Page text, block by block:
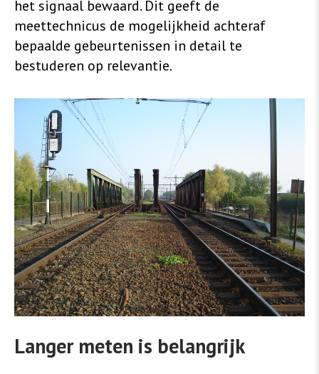
het signaal bewaard. Dit geeft de
meettechnicus de mogelijkheid achteraf
bepaalde gebeurtenissen in detail te
bestuderen op relevantie.
Langer meten is belangrijk